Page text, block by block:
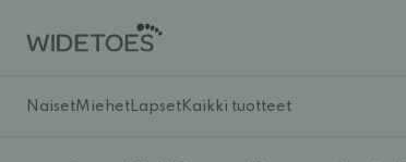
NaisetMiehet Lapset Kaikki tuotteet